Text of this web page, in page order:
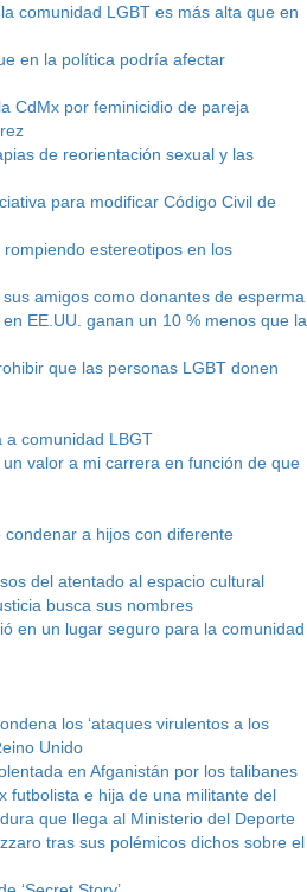
comunidad LGBT es más alta que en
en la política podría afectar
CdMx por feminicidio de pareja
de reorientación sexual y las
para modificar Código Civil de
estereotipos en los
amigos como donantes de esperma
EE.UU. ganan un 10 % menos que la
que las personas LGBT donen
a comunidad LBGT
valor a mi carrera en función de que
a hijos con diferente
del atentado al espacio cultural
busca sus nombres
en un lugar seguro para la comunidad
los ‘ataques virulentos a los
Unido
en Afganistán por los talibanes
futbolista e hija de una militante del
que llega al Ministerio del Deporte
tras sus polémicos dichos sobre el